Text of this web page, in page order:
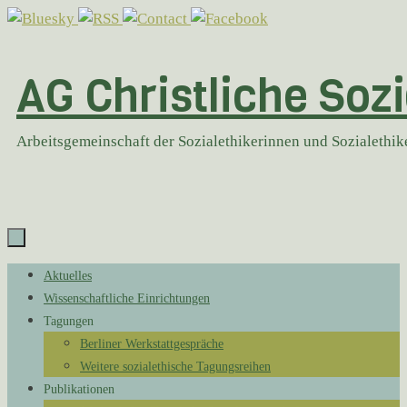
Zum
AG Christliche
Arbeitsgemeinschaft der Sozialethikerinnen und
Zum
Inhalt
springen
Aktuelles
Wissenschaftliche Einrichtungen
Tagungen
Berliner Werkstattgespräche
Weitere sozialethische Tagungsreihen
Publikationen